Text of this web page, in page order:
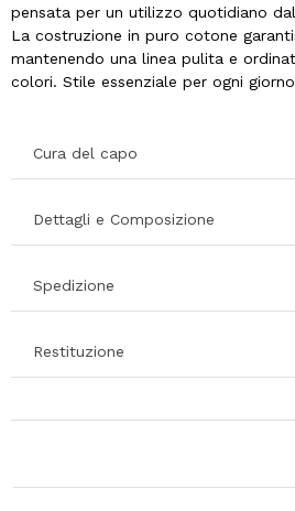
pensata per un utilizzo quotidiano
La costruzione in puro cotone
mantenendo una linea pulita e
colori. Stile essenziale per ogni
Cura del capo
Dettagli e Composizione
Spedizione
Restituzione